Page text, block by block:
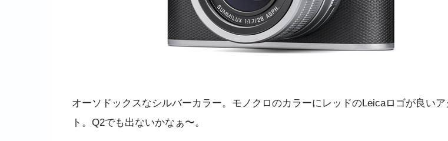
オーソドックスなシルバーカラー。モノクロのカラーにレッドのLeicaロゴが良いア
ト。Q2でも出ないかなぁ〜。